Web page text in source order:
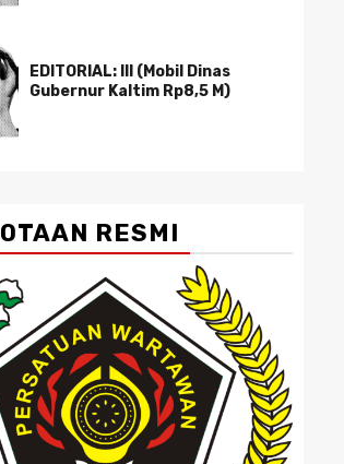
EDITORIAL: III (Mobil Dinas
Gubernur Kaltim Rp8,5 M)
RESMI